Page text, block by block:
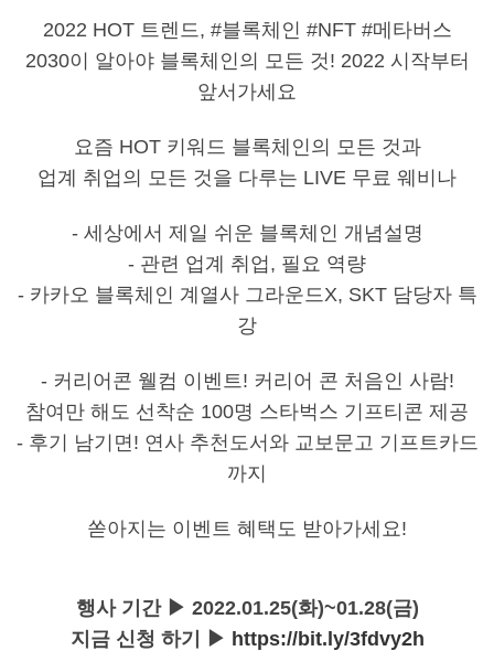
2022 HOT 트렌드, #블록체인 #NFT #메타버스
2030이 알아야 블록체인의 모든 것! 2022 시작부터
앞서가세요
요즘 HOT 키워드 블록체인의 모든 것과
업계 취업의 모든 것을 다루는 LIVE 무료 웨비나
- 세상에서 제일 쉬운 블록체인 개념설명
- 관련 업계 취업, 필요 역량
- 카카오 블록체인 계열사 그라운드X, SKT 담당자 특
강
- 커리어콘 웰컴 이벤트! 커리어 콘 처음인 사람!
참여만 해도 선착순 100명 스타벅스 기프티콘 제공
- 후기 남기면! 연사 추천도서와 교보문고 기프트카드
까지
쏟아지는 이벤트 혜택도 받아가세요!
행사 기간 ▶ 2022.01.25(화)~01.28(금)
지금 신청 하기 ▶ https://bit.ly/3fdvy2h